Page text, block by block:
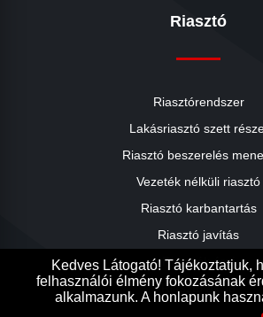
Riasztó
Riasztórendszer
Lakásriasztó szett
Riasztó beszerelés
Vezeték nélküli riasztó
Riasztó karbantartás
Riasztó javítás
Riasztók árai
Riasztó akció
Kedves Látogató! Tájékoztatjuk,
felhasználói élmény fokozásának
alkalmazunk. A honlapunk